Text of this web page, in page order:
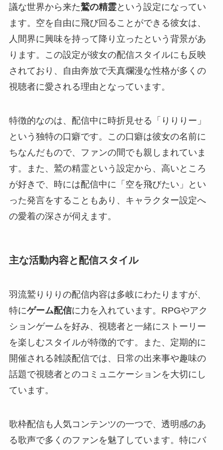
議な世界から来た鷲の精霊という設定になってい
ます。空を自由に飛び回ることができる彼女は、
人間界に興味を持って降り立ったという背景があ
ります。この設定が彼女の配信スタイルにも反映
されており、自由奔放で天真爛漫な性格が多くの
視聴者に愛される理由となっています。
特徴的なのは、配信中に時折見せる「りりりー」
という独特の口癖です。この口癖は彼女の名前に
ちなんだもので、ファンの間でも親しまれていま
す。また、鷲の精霊という設定から、高いところ
が好きで、時には配信中に「空を飛びたい」とい
った発言をすることもあり、キャラクター設定へ
の愛着の深さが伺えます。
主な活動内容と配信スタイル
羽流鷲りりりの配信内容は多岐にわたりますが、
特にゲーム配信に力を入れています。RPGやアク
ションゲームを好み、視聴者と一緒にストーリー
を楽しむスタイルが特徴的です。また、定期的に
開催される雑談配信では、日常の出来事や趣味の
話題で視聴者とのコミュニケーションを大切にし
ています。
歌枠配信も人気コンテンツの一つで、透明感のあ
る歌声で多くのファンを魅了しています。特にバ